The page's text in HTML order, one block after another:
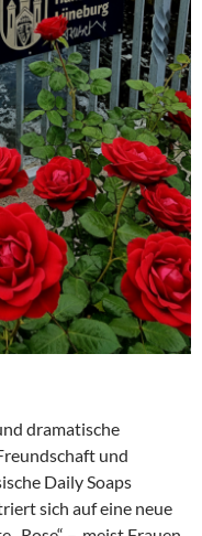
dramatische
und
Daily Soaps
sich auf eine neue